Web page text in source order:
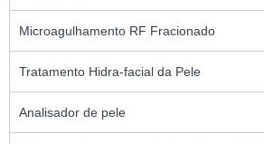
Microagulhamento RF Fracionado
Tratamento Hidra-facial da Pele
Analisador de pele